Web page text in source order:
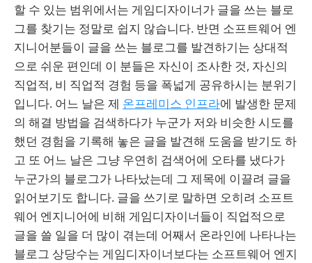
할 수 있는 범위에서는 게임디자이너가 글을 쓰는 블로
그를 찾기는 정말로 쉽지 않습니다. 반면 소프트웨어 엔
지니어분들이 글을 쓰는 블로그를 발견하기는 상대적
으로 쉬운 편인데 이 분들은 자신이 조사한 것, 자신의
직업적, 비 직업적 경험 등을 폭넓게 공유하시는 분위기
입니다. 어느 날은 제 온프레미스 인프라에 발생한 문제
의 해결 방법을 검색하다가 누군가 저와 비슷한 시도를
했던 경험을 기록해 놓은 글을 발견해 도움을 받기도 하
고 또 어느 날은 그냥 우연히 검색어에 오타를 냈다가
누군가의 블로그가 나타났는데 그 제목에 이끌려 글을
읽어보기도 합니다. 글을 쓰기로 말하면 오히려 소프트
웨어 엔지니어에 비해 게임디자이너들이 직업적으로
글을 쓸 일을 더 많이 겪는데 어째서 온라인에 나타나는
블로그 상당수는 게임디자이너보다는 소프트웨어 엔지